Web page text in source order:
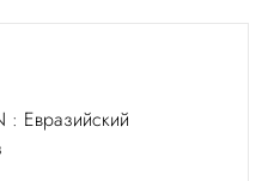
: Евразийский